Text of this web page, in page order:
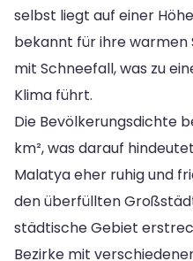
selbst liegt auf einer
bekannt für ihre
mit Schneefall, was zu
Klima führt.
Die Bevölkerungsdichte
km², was darauf
Malatya eher ruhig und
den überfüllten
städtische Gebiet
Bezirke mit